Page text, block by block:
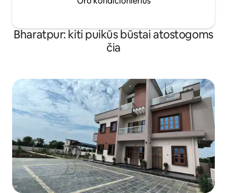
Bharatpur: kiti puikūs būstai atostogoms
čia